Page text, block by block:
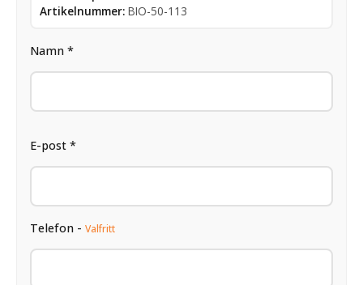
Artikelnummer: BIO-50-113
Namn *
E-post *
Telefon - Valfritt